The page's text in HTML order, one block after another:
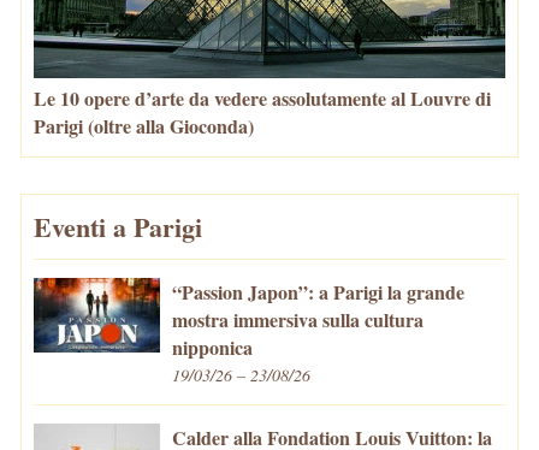
Le 10 opere d’arte da vedere assolutamente al Louvre di
Parigi (oltre alla Gioconda)
Eventi a Parigi
“Passion Japon”: a Parigi la grande
mostra immersiva sulla cultura
nipponica
19/03/26 – 23/08/26
Calder alla Fondation Louis Vuitton: la